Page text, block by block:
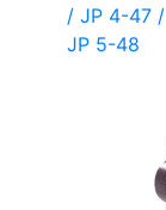
/ JP 4-47
JP 5-48